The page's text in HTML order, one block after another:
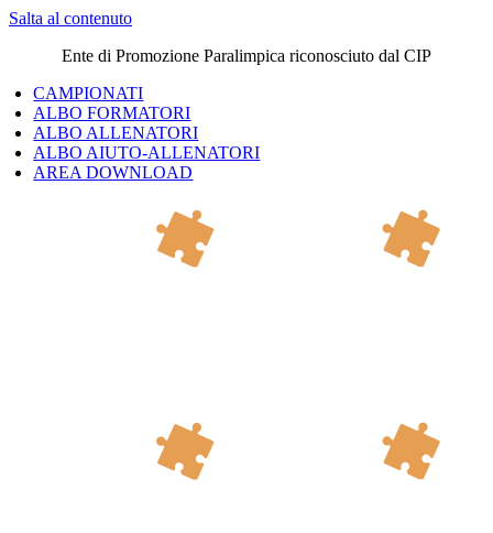
Salta al contenuto
Ente di Promozione Paralimpica riconosciuto dal CIP
CAMPIONATI
ALBO FORMATORI
ALBO ALLENATORI
ALBO AIUTO-ALLENATORI
AREA DOWNLOAD